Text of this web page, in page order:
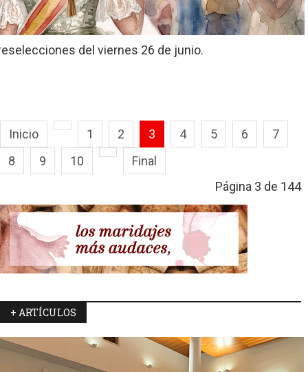
del viernes 26 de junio.
Inicio 1 2 3 4 5 6
7
8
9 10
Final
Página 3 de 144
+ ARTÍCULOS